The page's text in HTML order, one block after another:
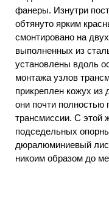
фанеры. Изнутри
обтянуто ярким
смонтировано на
выполненных из
установлены вдоль
монтажа узлов
прикреплен кожух
они почти
трансмиссии. С этой
подседельных
дюралюминиевый
никоим образом до